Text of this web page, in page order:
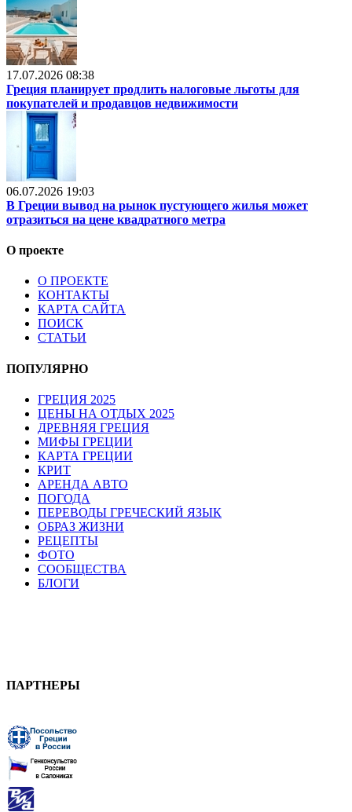
17.07.2026 08:38
Греция планирует продлить налоговые льготы для
покупателей и продавцов недвижимости
06.07.2026 19:03
В Греции вывод на рынок пустующего жилья может
отразиться на цене квадратного метра
О проекте
О ПРОЕКТЕ
КОНТАКТЫ
КАРТА САЙТА
ПОИСК
СТАТЬИ
ПОПУЛЯРНО
ГРЕЦИЯ 2025
ЦЕНЫ НА ОТДЫХ 2025
ДРЕВНЯЯ ГРЕЦИЯ
МИФЫ ГРЕЦИИ
КАРТА ГРЕЦИИ
КРИТ
АРЕНДА АВТО
ПОГОДА
ПЕРЕВОДЫ ГРЕЧЕСКИЙ ЯЗЫК
ОБРАЗ ЖИЗНИ
РЕЦЕПТЫ
ФОТО
СООБЩЕСТВА
БЛОГИ
ПАРТНЕРЫ